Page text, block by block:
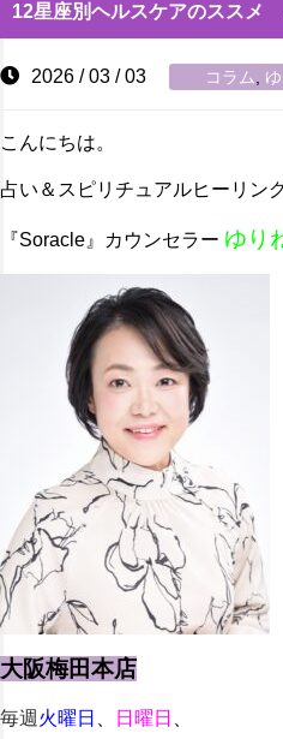
12星座別ヘルスケアのススメ
2026 / 03 / 03 コラム
こんにちは。
占い＆スピリチュアルヒーリン
『Soracle』カウンセラー ゆり
大阪梅田本店
毎週 火曜日 日曜日